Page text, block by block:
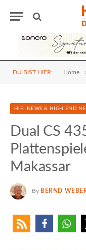
DU BIST HIER: Home
HIFI NEWS & HIGH END
Dual CS
Makassar
By BERND